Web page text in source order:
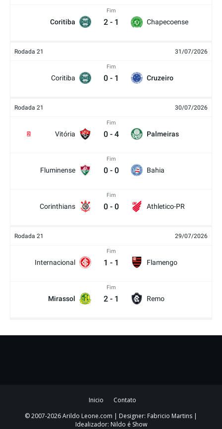
Coritiba
Fim
2 - 1 Chapecoense
Rodada 21 31/07/2026
Coritiba
Fim
0 - 1 Cruzeiro
Rodada 21 30/07/2026
Vitória
2
Fim
0 - 4 Palmeiras
Fluminense
Fim
0 - 0 Bahia
Corinthians
Fim
0 - 0 Athletico-PR
Rodada 21 29/07/2026
Internacional
Fim
1 - 1 Flamengo
Mirassol
Fim
2 - 1 Remo
Inicio
Contato
© 2007-2026 Arildo Leone.com | Designer: Fabricio Martins |
Idealizador: Nildo é Show